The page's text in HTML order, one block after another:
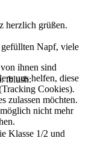
herzlich grüßen.
Napf, viele
:blush:
Klasse 1/2 und
ihnen sind
uns helfen, diese
Cookies).
zulassen möchten.
nicht mehr